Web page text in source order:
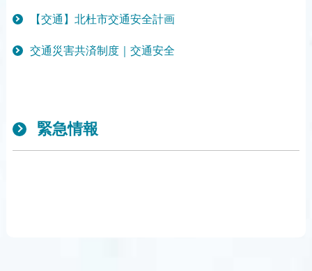
【交通】北杜市交通安全計画
交通災害共済制度｜交通安全
緊急情報